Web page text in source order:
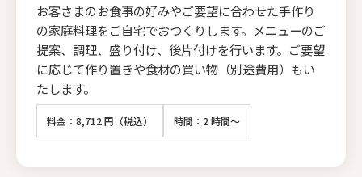
お客さまのお食事の好みやご要望に合わせた手作り
の家庭料理をご自宅でおつくりします。メニューのご
提案、調理、盛り付け、後片付けを行います。ご要望
に応じて作り置きや食材の買い物（別途費用）もい
たします。
料金：8,712 円（税込） 時間：2 時間～